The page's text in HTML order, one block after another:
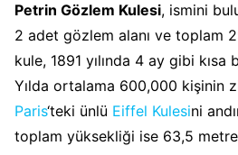
Petrin Gözlem Kulesi, ismini
2 adet gözlem alanı ve toplam
kule, 1891 yılında 4 ay gibi
Yılda ortalama 600,000 kişinin
Paris‘teki ünlü Eiffel Kulesini
toplam yüksekliği ise 63,5